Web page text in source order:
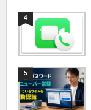
4
5